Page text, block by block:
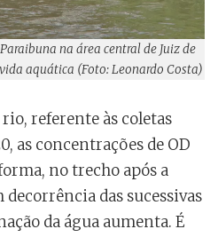
na área central de Juiz de
aquática (Foto: Leonardo Costa)
referente às coletas
as concentrações de OD
no trecho após a
das sucessivas
da água aumenta. É